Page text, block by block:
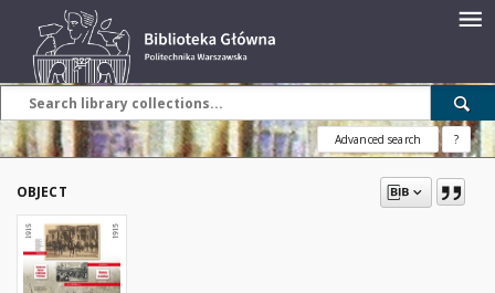
Advanced search ?
OBJECT